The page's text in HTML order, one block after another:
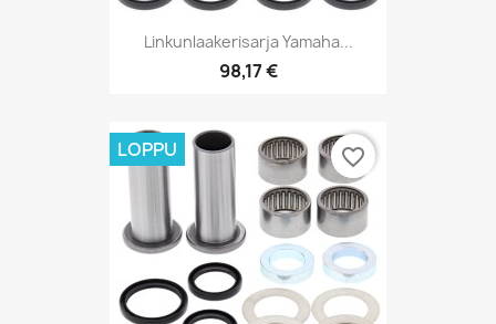
Linkunlaakerisarja Yamaha...
98,17 €
LOPPU favorite_border